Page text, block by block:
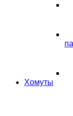
Хомуты